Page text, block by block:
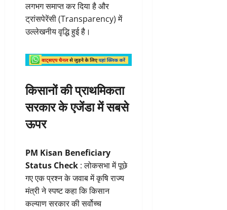
लगभग समाप्त कर दिया है और
ट्रांसपेरेंसी (Transparency) में
उल्लेखनीय वृद्धि हुई है।
किसानों की प्राथमिकता
सरकार के एजेंडा में सबसे
ऊपर
PM Kisan Beneficiary
Status Check : लोकसभा में पूछे
गए एक प्रश्न के जवाब में कृषि राज्य
मंत्री ने स्पष्ट कहा कि किसान
कल्याण सरकार की सर्वोच्च